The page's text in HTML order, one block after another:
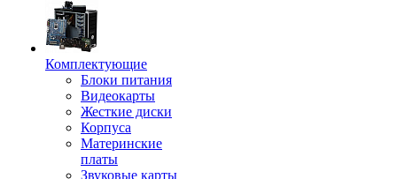
Комплектующие
Блоки питания
Видеокарты
Жесткие диски
Корпуса
Материнские
платы
Звуковые карты